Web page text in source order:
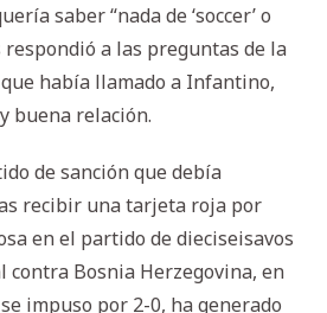
saber “nada de ‘soccer’ o
respondió a las preguntas de la
había llamado a Infantino,
buena relación.
de sanción que debía
recibir una tarjeta roja por
en el partido de dieciseisavos
contra Bosnia Herzegovina, en
impuso por 2-0, ha generado